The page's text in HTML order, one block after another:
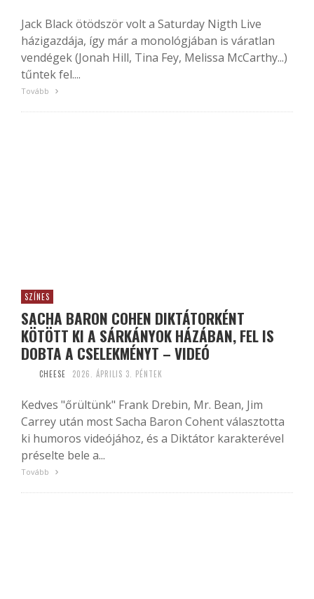
Jack Black ötödször volt a Saturday Nigth Live
házigazdája, így már a monológjában is váratlan
vendégek (Jonah Hill, Tina Fey, Melissa McCarthy...)
tűntek fel....
Tovább
SZÍNES
SACHA BARON COHEN DIKTÁTORKÉNT
KÖTÖTT KI A SÁRKÁNYOK HÁZÁBAN, FEL IS
DOBTA A CSELEKMÉNYT – VIDEÓ
CHEESE 2026. ÁPRILIS 3. PÉNTEK
Kedves "őrültünk" Frank Drebin, Mr. Bean, Jim
Carrey után most Sacha Baron Cohent választotta
ki humoros videójához, és a Diktátor karakterével
préselte bele a...
Tovább